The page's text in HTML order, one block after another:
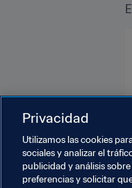
Privacidad
Utilizamos las cookies
sociales y analizar el
publicidad y análisis
preferencias y solicitar